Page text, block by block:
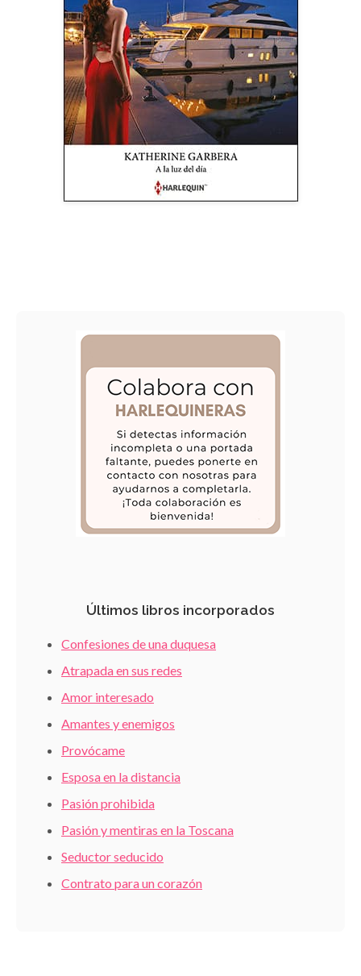
Últimos libros incorporados
Confesiones de una duquesa
Atrapada en sus redes
Amor interesado
Amantes y enemigos
Provócame
Esposa en la distancia
Pasión prohibida
Pasión y mentiras en la Toscana
Seductor seducido
Contrato para un corazón